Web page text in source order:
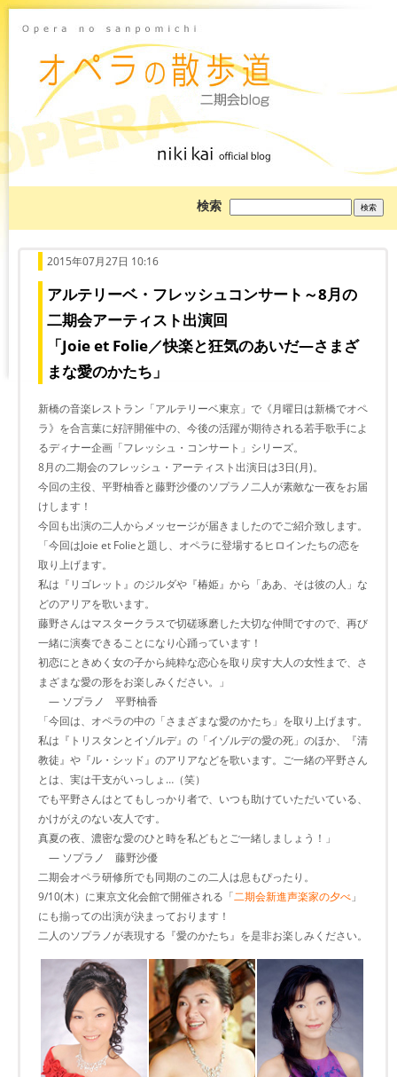
検索
を
2015年07月27日 10:16
アルテリーベ・フレッシュコンサート～8月の
二期会アーティスト出演回
「Joie et Folie／快楽と狂気のあいだ―さまざ
まな愛のかたち」
新橋の音楽レストラン「アルテリーベ東京」で《月曜日は新橋でオペ
ラ》を合言葉に好評開催中の、今後の活躍が期待される若手歌手によ
るディナー企画「フレッシュ・コンサート」シリーズ。
8月の二期会のフレッシュ・アーティスト出演日は3日(月)。
今回の主役、平野柚香と藤野沙優のソプラノ二人が素敵な一夜をお届
けします！
今回も出演の二人からメッセージが届きましたのでご紹介致します。
「今回はJoie et Folieと題し、オペラに登場するヒロインたちの恋を
取り上げます。
私は『リゴレット』のジルダや『椿姫』から「ああ、そは彼の人」な
どのアリアを歌います。
藤野さんはマスタークラスで切磋琢磨した大切な仲間ですので、再び
一緒に演奏できることになり心踊っています！
初恋にときめく女の子から純粋な恋心を取り戻す大人の女性まで、さ
まざまな愛の形をお楽しみください。」
― ソプラノ 平野柚香
「今回は、オペラの中の「さまざまな愛のかたち」を取り上げます。
私は『トリスタンとイゾルデ』の「イゾルデの愛の死」のほか、『清
教徒』や『ル・シッド』のアリアなどを歌います。ご一緒の平野さん
とは、実は干支がいっしょ…（笑）
でも平野さんはとてもしっかり者で、いつも助けていただいている、
かけがえのない友人です。
真夏の夜、濃密な愛のひと時を私どもとご一緒しましょう！」
― ソプラノ 藤野沙優
二期会オペラ研修所でも同期のこの二人は息もぴったり。
9/10(木）に東京文化会館で開催される「二期会新進声楽家の夕べ 」
にも揃っての出演が決まっております！
二人のソプラノが表現する『愛のかたち』を是非お楽しみください。